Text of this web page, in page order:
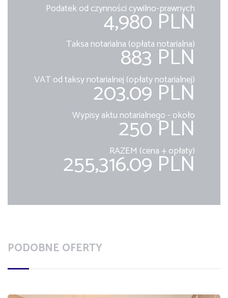
Podatek od czynności cywilno-prawnych
4,980 PLN
Taksa notarialna (opłata notarialna)
883 PLN
VAT od taksy notarialnej (opłaty notarialnej)
203.09 PLN
Wypisy aktu notarialnego - około
250 PLN
RAZEM (cena + opłaty)
255,316.09 PLN
PODOBNE OFERTY